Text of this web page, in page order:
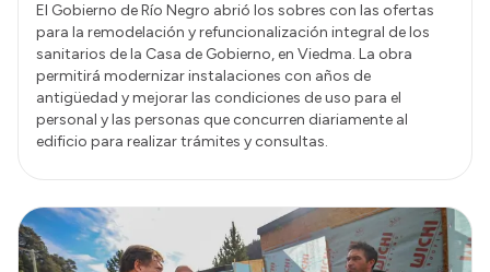
El Gobierno de Río Negro abrió los sobres con las ofertas
para la remodelación y refuncionalización integral de los
sanitarios de la Casa de Gobierno, en Viedma. La obra
permitirá modernizar instalaciones con años de
antigüedad y mejorar las condiciones de uso para el
personal y las personas que concurren diariamente al
edificio para realizar trámites y consultas.